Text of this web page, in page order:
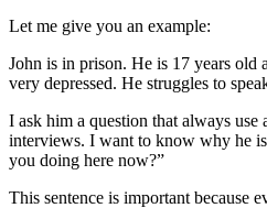
Let me give you an example:
John is in prison. He is 17 years old
very depressed. He struggles to
I ask him a question that always
interviews. I want to know why he
you doing here now?”
This sentence is important because